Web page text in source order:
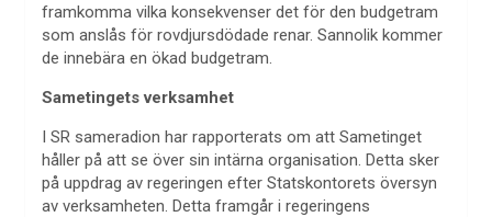
framkomma vilka konsekvenser det för den budgetram
som anslås för rovdjursdödade renar. Sannolik kommer
de innebära en ökad budgetram.
Sametingets verksamhet
I SR sameradion har rapporterats om att Sametinget
håller på att se över sin intärna organisation. Detta sker
på uppdrag av regeringen efter Statskontorets översyn
av verksamheten. Detta framgår i regeringens